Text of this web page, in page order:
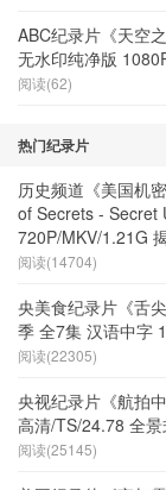
ABC纪录片《天空
无水印纯净版
阅读(62)
热门纪录片
历史频道《美国机
of Secrets - Secret
720P/MKV/1.21G
阅读(14704)
央美食纪录片《舌
季 全7集 汉语中字
阅读(22305)
央视纪录片《航拍
高清/TS/24.78 全
阅读(25145)